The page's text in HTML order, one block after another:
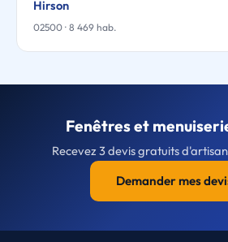
Hirson
02500 · 8 469 hab.
Fenêtres et
Recevez 3 devis gratuits
Demander mes